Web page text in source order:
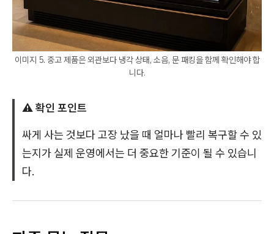
이미지 5. 중고 제품은 외관보다 냉각 상태, 소음, 문 패킹을 함께 확인해야 합
니다.
⚠️ 확인 포인트
싸게 사는 것보다 고장 났을 때 얼마나 빨리 복구할 수 있
는지가 실제 운영에서는 더 중요한 기준이 될 수 있습니
다.